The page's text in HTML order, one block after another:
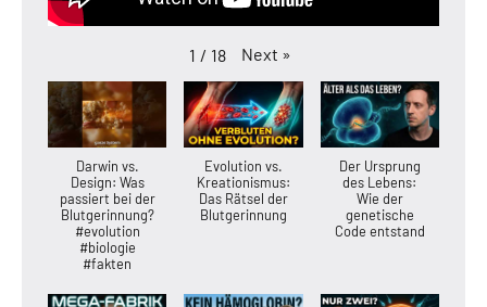
1 / 18 Next »
Darwin vs.
Design: Was
passiert bei der
Blutgerinnung?
#evolution
#biologie
#fakten
Evolution vs.
Kreationismus:
Das Rätsel der
Blutgerinnung
Der Ursprung
des Lebens:
Wie der
genetische
Code entstand